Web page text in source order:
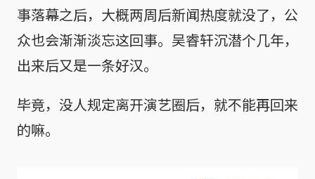
事落幕之后，大概两周后新闻热度就没了，公
众也会渐渐淡忘这回事。吴睿轩沉潜个几年，
出来后又是一条好汉。
毕竟，没人规定离开演艺圈后，就不能再回来
的嘛。